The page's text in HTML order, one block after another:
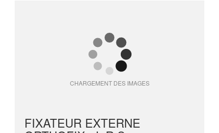
CHARGEMENT DES IMAGES
FIXATEUR EXTERNE